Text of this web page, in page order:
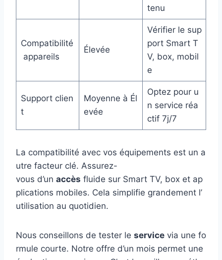
tenu
Compatibilité
appareils
Élevée
Vérifier le sup
port Smart T
V, box, mobil
e
Support clien
t
Moyenne à Él
evée
Optez pour u
n service réa
ctif 7j/7
La compatibilité avec vos équipements est un a
utre facteur clé. Assurez-
vous d’un accès fluide sur Smart TV, box et ap
plications mobiles. Cela simplifie grandement l’
utilisation au quotidien.
Nous conseillons de tester le service via une fo
rmule courte. Notre offre d’un mois permet une